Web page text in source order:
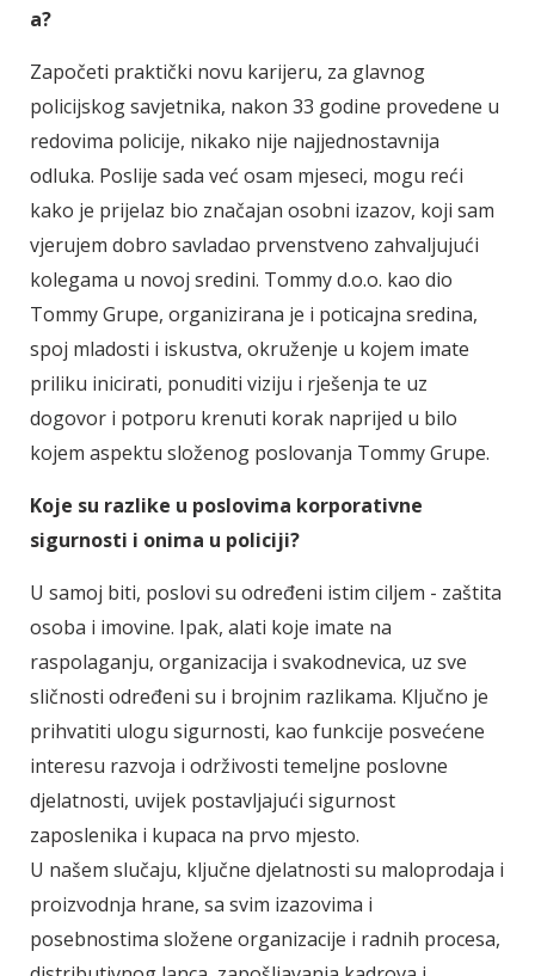
a?
Započeti praktički novu karijeru, za glavnog
policijskog savjetnika, nakon 33 godine provedene u
redovima policije, nikako nije najjednostavnija
odluka. Poslije sada već osam mjeseci, mogu reći
kako je prijelaz bio značajan osobni izazov, koji sam
vjerujem dobro savladao prvenstveno zahvaljujući
kolegama u novoj sredini. Tommy d.o.o. kao dio
Tommy Grupe, organizirana je i poticajna sredina,
spoj mladosti i iskustva, okruženje u kojem imate
priliku inicirati, ponuditi viziju i rješenja te uz
dogovor i potporu krenuti korak naprijed u bilo
kojem aspektu složenog poslovanja Tommy Grupe.
Koje su razlike u poslovima korporativne
sigurnosti i onima u policiji?
U samoj biti, poslovi su određeni istim ciljem - zaštita
osoba i imovine. Ipak, alati koje imate na
raspolaganju, organizacija i svakodnevica, uz sve
sličnosti određeni su i brojnim razlikama. Ključno je
prihvatiti ulogu sigurnosti, kao funkcije posvećene
interesu razvoja i održivosti temeljne poslovne
djelatnosti, uvijek postavljajući sigurnost
zaposlenika i kupaca na prvo mjesto.
U našem slučaju, ključne djelatnosti su maloprodaja i
proizvodnja hrane, sa svim izazovima i
posebnostima složene organizacije i radnih procesa,